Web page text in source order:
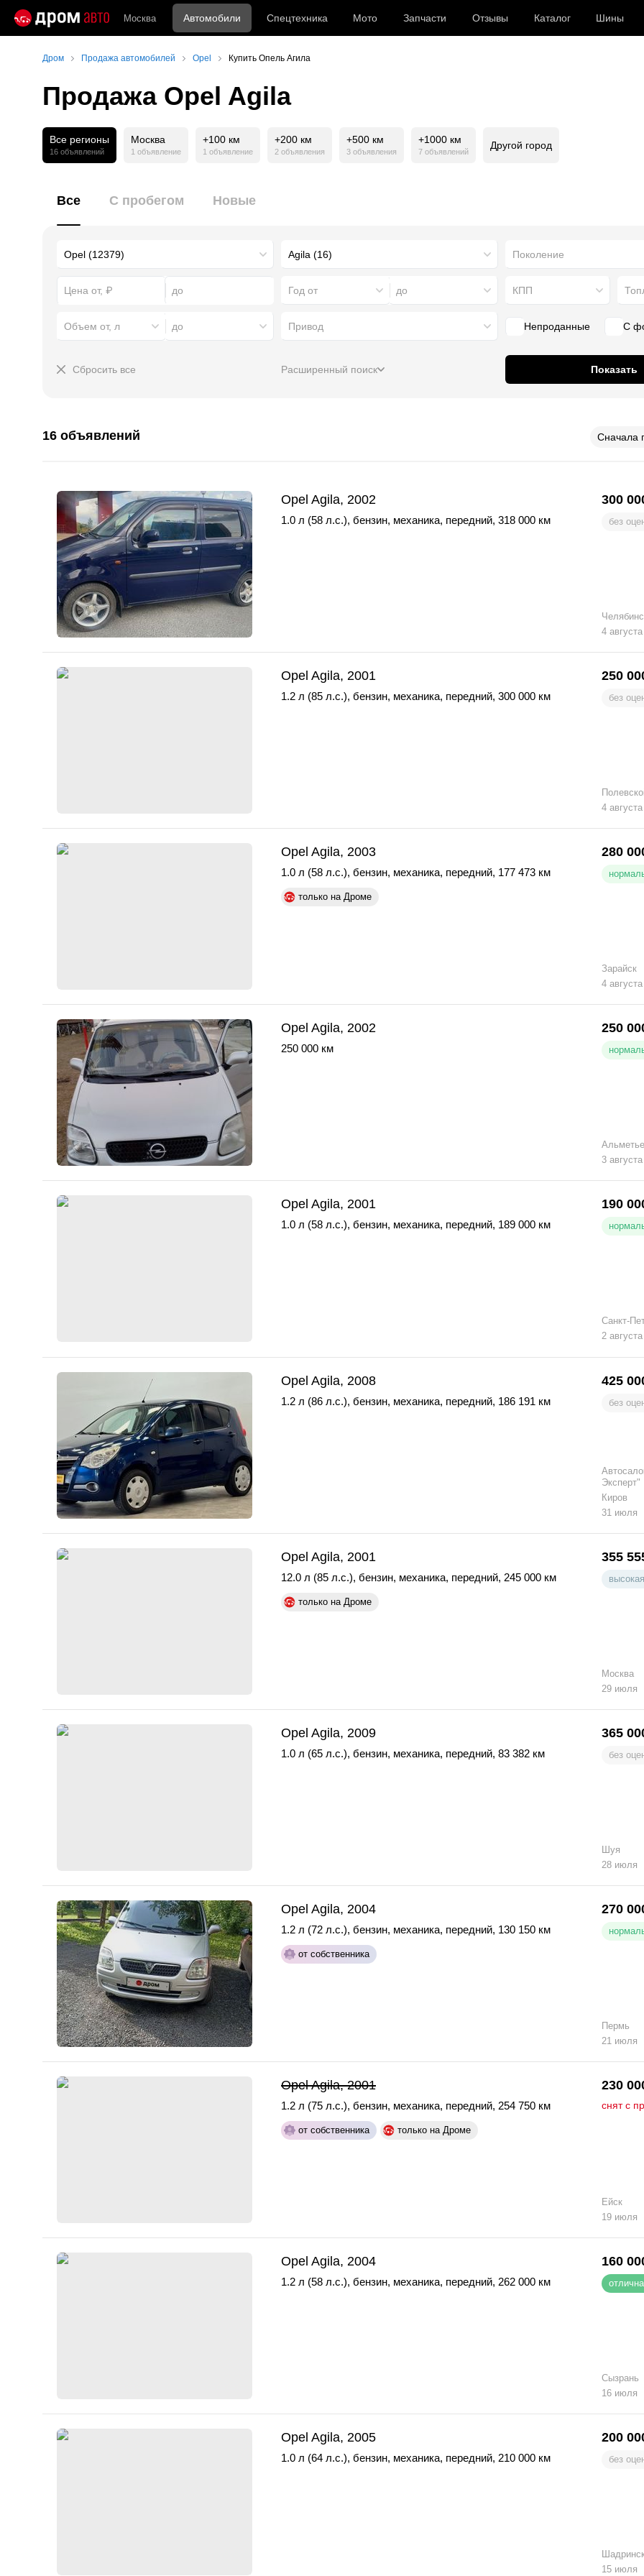
Москва Автомобили Спецтехника Мото Запчасти Отзывы Каталог Шины
Дром Продажа автомобилей Opel Купить Опель Агила
Продажа Opel Agila
Все регионы
16 объявлений
Москва
1 объявление
+100 км
1 объявление
+200 км
2 объявления
+500 км
3 объявления
+1000 км
7 объявлений
Другой город
Все С пробегом Новые
Поколение
Год от до КПП
Объем от, л до Привод Непроданные С
Сбросить все Расширенный поиск Показать
16 объявлений Сначала
Opel Agila, 2002
1.0 л (58 л.с.), бензин, механика, передний, 318 000 км
300
без
4 августа
Opel Agila, 2001
1.2 л (85 л.с.), бензин, механика, передний, 300 000 км
250
без
4 августа
Opel Agila, 2003
1.0 л (58 л.с.), бензин, механика, передний, 177 473 км
только на Дроме
280
Зарайск
4 августа
Opel Agila, 2002
250 000 км
250
3 августа
Opel Agila, 2001
1.0 л (58 л.с.), бензин, механика, передний, 189 000 км
190
Санкт-
2 августа
Opel Agila, 2008
1.2 л (86 л.с.), бензин, механика, передний, 186 191 км
425
без
Эксперт"
Киров
31 июля
Opel Agila, 2001
12.0 л (85 л.с.), бензин, механика, передний, 245 000 км
только на Дроме
355
Москва
29 июля
Opel Agila, 2009
1.0 л (65 л.с.), бензин, механика, передний, 83 382 км
365
без
Шуя
28 июля
Opel Agila, 2004
1.2 л (72 л.с.), бензин, механика, передний, 130 150 км
от собственника
270
Пермь
21 июля
Opel Agila, 2001
1.2 л (75 л.с.), бензин, механика, передний, 254 750 км
от собственника только на Дроме
230
снят с
Ейск
19 июля
Opel Agila, 2004
1.2 л (58 л.с.), бензин, механика, передний, 262 000 км
160
Сызрань
16 июля
Opel Agila, 2005
1.0 л (64 л.с.), бензин, механика, передний, 210 000 км
200
без
15 июля